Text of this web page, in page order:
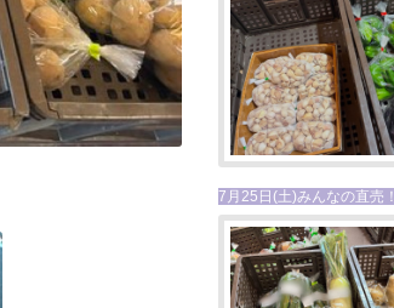
7月25日(土)みんなの直売！